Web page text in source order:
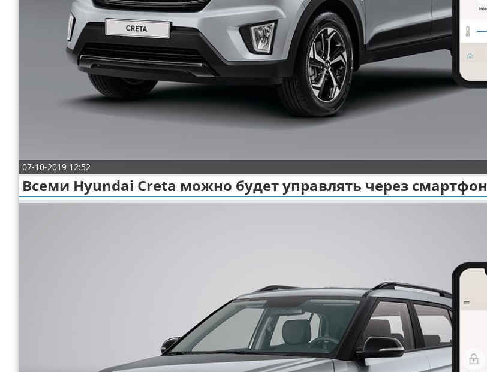
Отказ от ответственности
07-10-2019 12:52
Всеми Hyundai Creta можно будет управлять через смартфон